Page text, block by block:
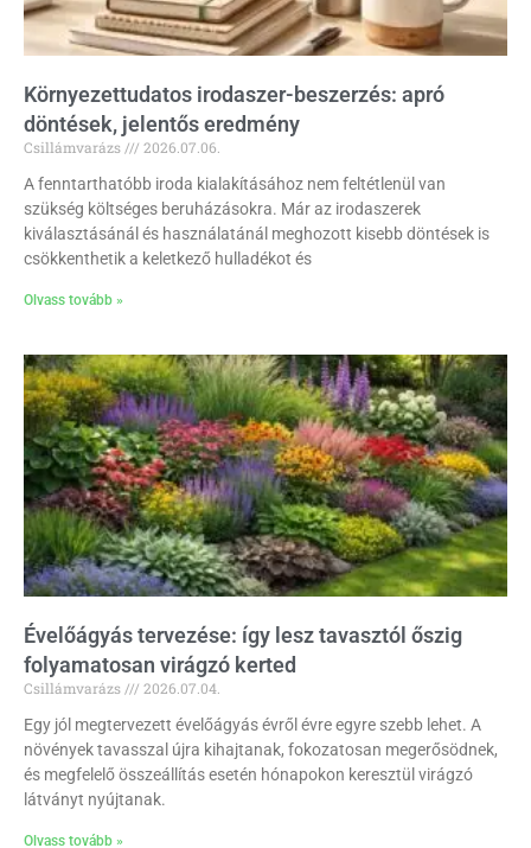
Környezettudatos irodaszer-beszerzés: apró
döntések, jelentős eredmény
Csillámvarázs
2026.07.06.
A fenntarthatóbb iroda kialakításához nem feltétlenül van
szükség költséges beruházásokra. Már az irodaszerek
kiválasztásánál és használatánál meghozott kisebb döntések is
csökkenthetik a keletkező hulladékot és
Olvass tovább »
Évelőágyás tervezése: így lesz tavasztól őszig
folyamatosan virágzó kerted
Csillámvarázs
2026.07.04.
Egy jól megtervezett évelőágyás évről évre egyre szebb lehet. A
növények tavasszal újra kihajtanak, fokozatosan megerősödnek,
és megfelelő összeállítás esetén hónapokon keresztül virágzó
látványt nyújtanak.
Olvass tovább »